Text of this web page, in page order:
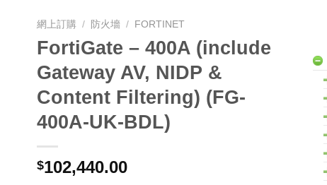
網上訂購 / 防火墻 / FORTINET
FortiGate – 400A (include
Gateway AV, NIDP &
Content Filtering) (FG-
400A-UK-BDL)
$102,440.00